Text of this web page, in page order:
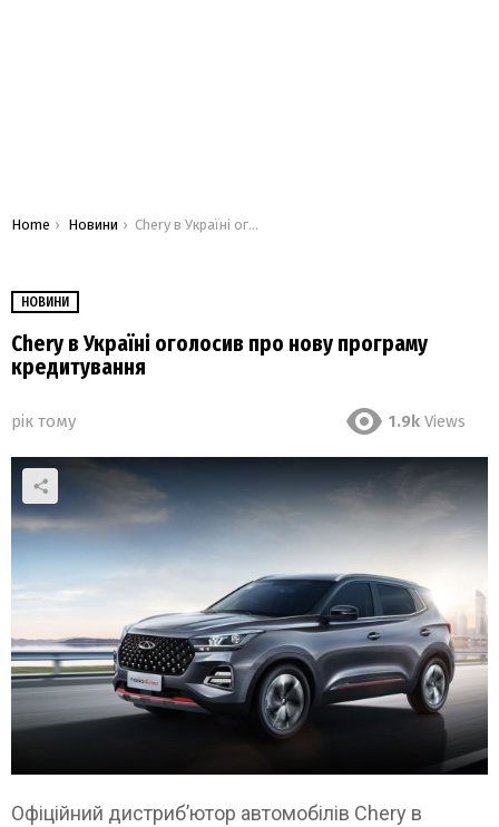
You are here:
Home Новини Chery в Україні оголосив про нову програму кредитування
НОВИНИ
Chery в Україні оголосив про нову програму
кредитування
рік тому 1.9k Views
Офіційний дистриб’ютор автомобілів Chery в